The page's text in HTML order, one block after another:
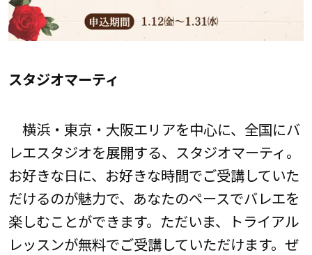
スタジオマーティ
横浜・東京・大阪エリアを中心に、全国にバ
レエスタジオを展開する、スタジオマーティ。
お好きな日に、お好きな時間でご受講していた
だけるのが魅力で、あなたのペースでバレエを
楽しむことができます。ただいま、トライアル
レッスンが無料でご受講していただけます。ぜ